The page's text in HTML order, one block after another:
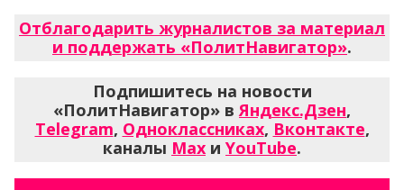
Отблагодарить журналистов за материал
и поддержать «ПолитНавигатор».
Подпишитесь на новости
«ПолитНавигатор» вЯндекс.Дзен,
Telegram, Одноклассниках, Вконтакте,
каналы Max и YouTube.